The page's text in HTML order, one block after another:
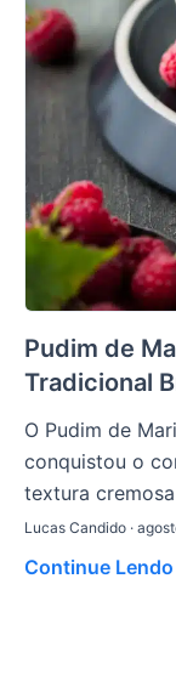
Pudim de
Tradicional
O Pudim de
conquistou o
textura
Lucas Candido ·
Continue Lendo